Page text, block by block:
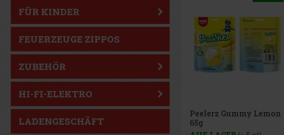
FÜR KINDER
FEUERZEUGE ZIPPOS
ZUBEHÖR
HI-FI-ELEKTRO
LADENGESCHÄFT
Peelerz Gummy White
Peach 65g